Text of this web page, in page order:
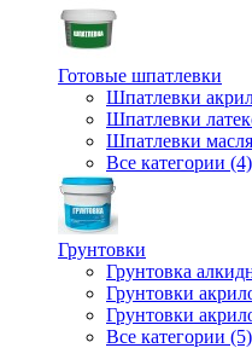
Готовые шпатлевки
Шпатлевки
Шпатлевки
Шпатлевки
Все категории (4)
Грунтовки
Грунтовка
Грунтовки
Грунтовки
Все категории (5)